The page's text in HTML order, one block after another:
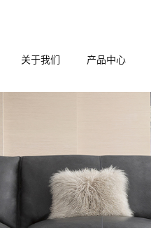
关于我们 产品中心